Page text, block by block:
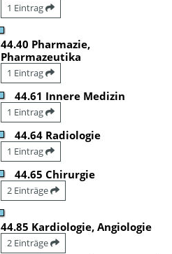
1 Eintrag
44.40 Pharmazie,
Pharmazeutika
1 Eintrag
44.61 Innere Medizin
1 Eintrag
44.64 Radiologie
1 Eintrag
44.65 Chirurgie
2 Einträge
44.85 Kardiologie, Angiologie
2 Einträge